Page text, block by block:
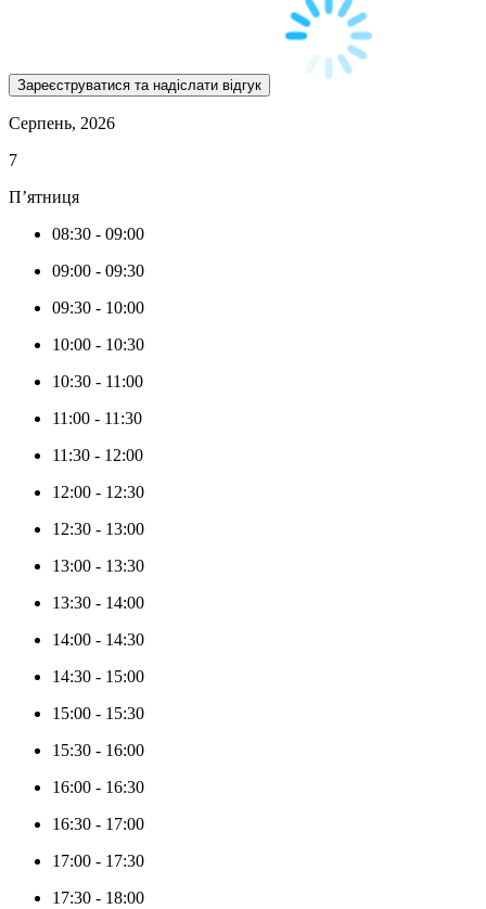
Серпень, 2026
7
П’ятниця
08:30 - 09:00
09:00 - 09:30
09:30 - 10:00
10:00 - 10:30
10:30 - 11:00
11:00 - 11:30
11:30 - 12:00
12:00 - 12:30
12:30 - 13:00
13:00 - 13:30
13:30 - 14:00
14:00 - 14:30
14:30 - 15:00
15:00 - 15:30
15:30 - 16:00
16:00 - 16:30
16:30 - 17:00
17:00 - 17:30
17:30 - 18:00